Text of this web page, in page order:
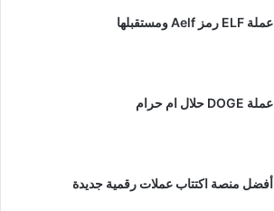
عملة ELF رمز Aelf ومستقبلها
عملة DOGE حلال ام حرام
أفضل منصة اكتتاب عملات رقمية جديدة